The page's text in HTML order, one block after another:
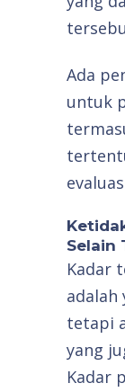
Ada
untuk
Selain
Kadar
adalah
tetapi
yang
Kadar